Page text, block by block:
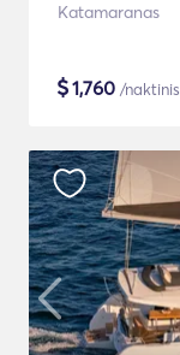
Katamaranas
$1,760 /naktinis